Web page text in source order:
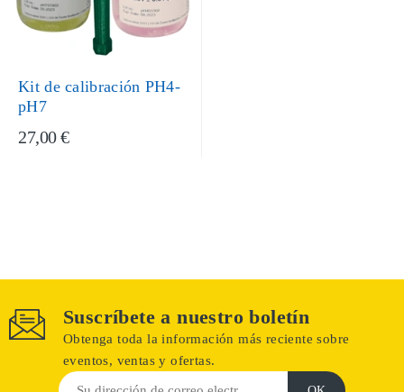
Kit de calibración PH4-
pH7
27,00 €
Suscríbete a nuestro boletín
Obtenga toda la información más reciente sobre
eventos, ventas y ofertas.